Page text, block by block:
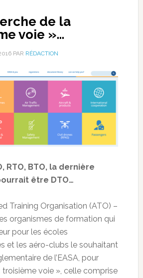
de la
voie »…
PAR RÉDACTION
RTO, BTO, la dernière
être DTO…
Training Organisation (ATO) –
organismes de formation qui
pour les écoles
et les aéro-clubs le souhaitant
de l’EASA, pour
voie », celle comprise